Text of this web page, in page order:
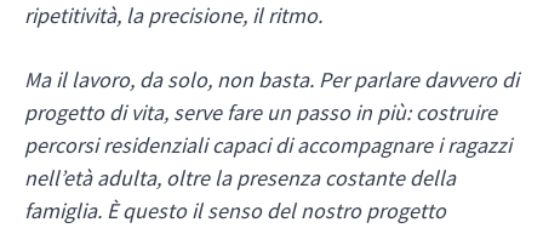
ripetitività, la precisione, il ritmo.
Ma il lavoro, da solo, non basta. Per parlare davvero di
progetto di vita, serve fare un passo in più: costruire
percorsi residenziali capaci di accompagnare i ragazzi
nell’età adulta, oltre la presenza costante della
famiglia. È questo il senso del nostro progetto